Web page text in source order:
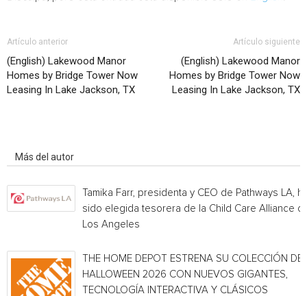
Artículo anterior
(English) Lakewood Manor
Homes by Bridge Tower Now
Leasing In Lake Jackson, TX
Artículo siguiente
(English) Lakewood Manor
Homes by Bridge Tower Now
Leasing In Lake Jackson, TX
Más del autor
Tamika Farr, presidenta y CEO de Pathways LA,
sido elegida tesorera de la Child Care Alliance of
Los Angeles
THE HOME DEPOT ESTRENA SU COLECCIÓN DE
HALLOWEEN 2026 CON NUEVOS GIGANTES,
TECNOLOGÍA INTERACTIVA Y CLÁSICOS